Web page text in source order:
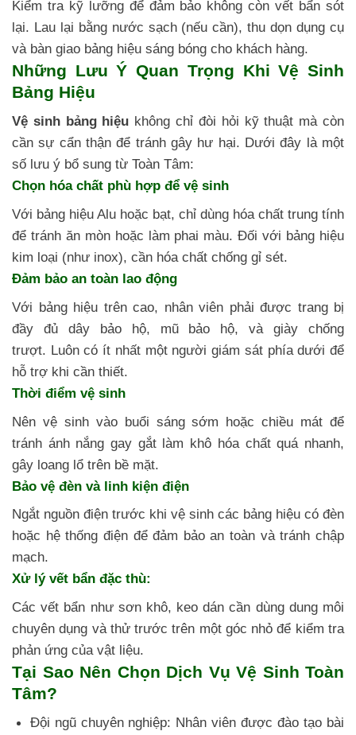
Kiểm tra kỹ lưỡng để đảm bảo không còn vết bẩn sót
lại. Lau lại bằng nước sạch (nếu cần), thu dọn dụng cụ
và bàn giao bảng hiệu sáng bóng cho khách hàng.
Những Lưu Ý Quan Trọng Khi Vệ Sinh
Bảng Hiệu
Vệ sinh bảng hiệu không chỉ đòi hỏi kỹ thuật mà còn
cần sự cẩn thận để tránh gây hư hại. Dưới đây là một
số lưu ý bổ sung từ Toàn Tâm:
Chọn hóa chất phù hợp để vệ sinh
Với bảng hiệu Alu hoặc bạt, chỉ dùng hóa chất trung tính
để tránh ăn mòn hoặc làm phai màu. Đối với bảng hiệu
kim loại (như inox), cần hóa chất chống gỉ sét.
Đảm bảo an toàn lao động
Với bảng hiệu trên cao, nhân viên phải được trang bị
đầy đủ dây bảo hộ, mũ bảo hộ, và giày chống
trượt. Luôn có ít nhất một người giám sát phía dưới để
hỗ trợ khi cần thiết.
Thời điểm vệ sinh
Nên vệ sinh vào buổi sáng sớm hoặc chiều mát để
tránh ánh nắng gay gắt làm khô hóa chất quá nhanh,
gây loang lổ trên bề mặt.
Bảo vệ đèn và linh kiện điện
Ngắt nguồn điện trước khi vệ sinh các bảng hiệu có đèn
hoặc hệ thống điện để đảm bảo an toàn và tránh chập
mạch.
Xử lý vết bẩn đặc thù:
Các vết bẩn như sơn khô, keo dán cần dùng dung môi
chuyên dụng và thử trước trên một góc nhỏ để kiểm tra
phản ứng của vật liệu.
Tại Sao Nên Chọn Dịch Vụ Vệ Sinh Toàn
Tâm?
Đội ngũ chuyên nghiệp: Nhân viên được đào tạo bài